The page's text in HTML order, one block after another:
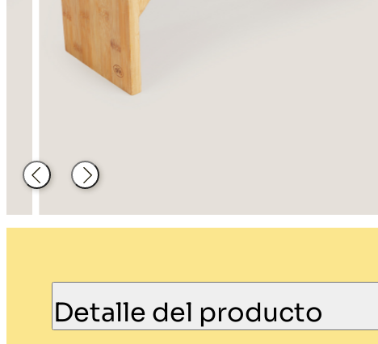
Atrás Siguiente
Detalle del producto